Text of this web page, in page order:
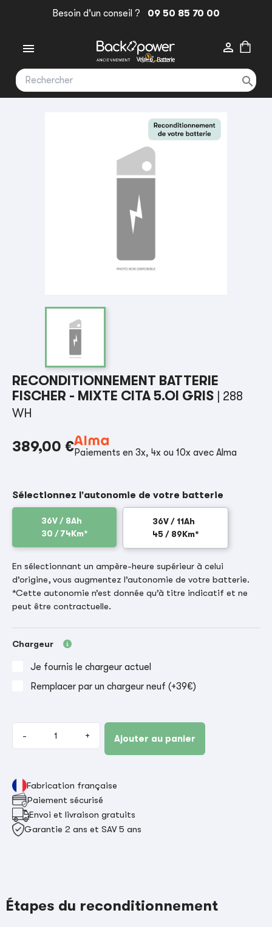
Besoin d'un conseil ? 09 50 85 70 00
 

RECONDITIONNEMENT BATTERIE
FISCHER - MIXTE CITA 5.OI GRIS
| 288
WH
389,00 €Paiements en 3x, 4x ou 10x avec Alma
Sélectionnez l'autonomie de votre batterie
36V / 8Ah
30 / 74Km*
36V / 11Ah
45 / 89Km*
En sélectionnant un ampère-heure supérieur à celui
d’origine, vous augmentez l’autonomie de votre batterie.
*Cette autonomie n’est donnée qu’à titre indicatif et ne
peut être contractuelle.
Chargeur
Je fournis le chargeur actuel
Remplacer par un chargeur neuf (+39€)
- + Ajouter au panier
Fabrication française
Paiement sécurisé
Envoi et livraison gratuits
Garantie 2 ans et SAV 5 ans
Étapes du reconditionnement